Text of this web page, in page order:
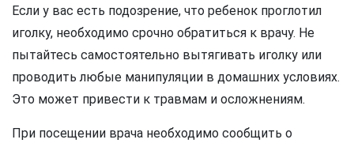
Если у вас есть подозрение, что ребенок проглотил
иголку, необходимо срочно обратиться к врачу. Не
пытайтесь самостоятельно вытягивать иголку или
проводить любые манипуляции в домашних условиях.
Это может привести к травмам и осложнениям.
При посещении врача необходимо сообщить о